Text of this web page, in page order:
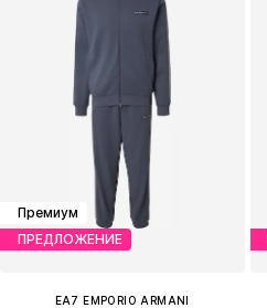
Премиум
ПРЕДЛОЖЕНИЕ
EA7 EMPORIO ARMANI